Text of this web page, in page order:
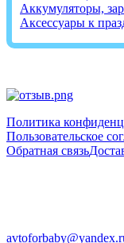
Аккумуляторы,
Аксессуары к
Политика
Пользовательское
Обратная связь